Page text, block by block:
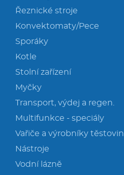
Řeznické stroje
Konvektomaty/Pece
Sporáky
Kotle
Stolní zařízení
Myčky
Transport, výdej a regen.
Multifunkce - speciály
Vařiče a výrobníky těstovin
Nástroje
Vodní lázně